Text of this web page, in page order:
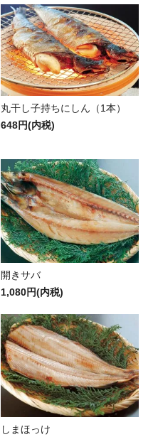
丸干し子持ちにしん（1本）
648円(内税)
開きサバ
1,080円(内税)
しまほっけ